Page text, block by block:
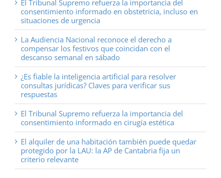
El Tribunal Supremo refuerza la importancia del
consentimiento informado en obstetricia, incluso en
situaciones de urgencia
La Audiencia Nacional reconoce el derecho a
compensar los festivos que coincidan con el
descanso semanal en sábado
¿Es fiable la inteligencia artificial para resolver
consultas jurídicas? Claves para verificar sus
respuestas
El Tribunal Supremo refuerza la importancia del
consentimiento informado en cirugía estética
El alquiler de una habitación también puede quedar
protegido por la LAU: la AP de Cantabria fija un
criterio relevante